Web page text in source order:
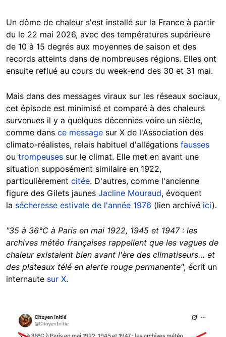
Un dôme de chaleur s'est installé sur la France à partir
du le 22 mai 2026, avec des températures supérieure
de 10 à 15 degrés aux moyennes de saison et des
records atteints dans de nombreuses régions. Elles ont
ensuite reflué au cours du week-end des 30 et 31 mai.
Mais dans des messages viraux sur les réseaux sociaux,
cet épisode est minimisé et comparé à des chaleurs
survenues il y a quelques décennies voire un siècle,
comme dans ce message sur X de l'Association des
climato-réalistes, relais habituel d'allégations fausses
ou trompeuses sur le climat. Elle met en avant une
situation supposément similaire en 1922,
particulièrement citée. D'autres, comme l'ancienne
figure des Gilets jaunes Jacline Mouraud, évoquent
la sécheresse estivale de l'année 1976 (lien archivé ici).
"35 à 36°C à Paris en mai 1922, 1945 et 1947 : les
archives météo françaises rappellent que les vagues de
chaleur existaient bien avant l'ère des climatiseurs… et
des plateaux télé en alerte rouge permanente", écrit un
internaute sur X.
Image